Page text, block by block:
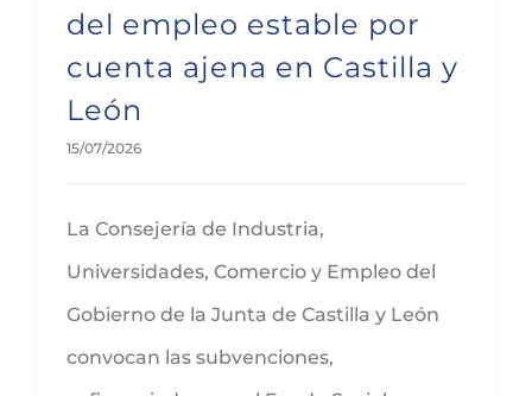
del empleo estable por
cuenta ajena en Castilla y
León
15/07/2026
La Consejería de Industria,
Universidades, Comercio y Empleo del
Gobierno de la Junta de Castilla y León
convocan las subvenciones,